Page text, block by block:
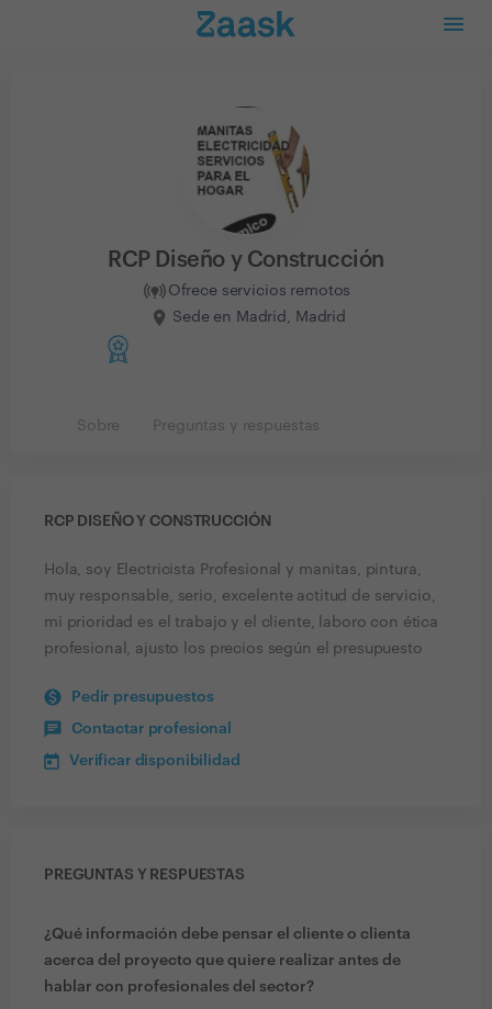
RCP Diseño y Construcción
Ofrece servicios remotos
Sede en Madrid, Madrid
Sobre Preguntas y respuestas
RCP DISEÑO Y CONSTRUCCIÓN
Hola, soy Electricista Profesional y manitas, pintura,
muy responsable, serio, excelente actitud de servicio,
mi prioridad es el trabajo y el cliente, laboro con ética
profesional, ajusto los precios según el presupuesto
Pedir presupuestos
Contactar profesional
Verificar disponibilidad
PREGUNTAS Y RESPUESTAS
¿Qué información debe pensar el cliente o clienta
acerca del proyecto que quiere realizar antes de
hablar con profesionales del sector?